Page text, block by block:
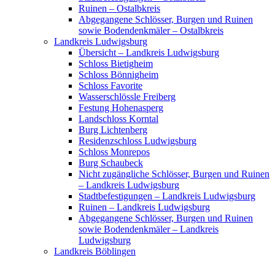
Ruinen – Ostalbkreis
Abgegangene Schlösser, Burgen und Ruinen
sowie Bodendenkmäler – Ostalbkreis
Landkreis Ludwigsburg
Übersicht – Landkreis Ludwigsburg
Schloss Bietigheim
Schloss Bönnigheim
Schloss Favorite
Wasserschlössle Freiberg
Festung Hohenasperg
Landschloss Korntal
Burg Lichtenberg
Residenzschloss Ludwigsburg
Schloss Monrepos
Burg Schaubeck
Nicht zugängliche Schlösser, Burgen und Ruinen
– Landkreis Ludwigsburg
Stadtbefestigungen – Landkreis Ludwigsburg
Ruinen – Landkreis Ludwigsburg
Abgegangene Schlösser, Burgen und Ruinen
sowie Bodendenkmäler – Landkreis
Ludwigsburg
Landkreis Böblingen